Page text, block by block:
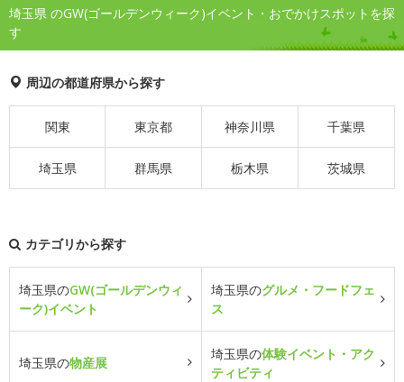
埼玉県 のGW(ゴールデンウィーク)イベント・おでかけスポットを探
す
周辺の都道府県から探す
関東 東京都 神奈川県 千葉県
埼玉県 群馬県 栃木県 茨城県
カテゴリから探す
埼玉県のGW(ゴールデンウィ
ーク)イベント
埼玉県のグルメ・フードフェ
ス
埼玉県の物産展
埼玉県の体験イベント・アク
ティビティ